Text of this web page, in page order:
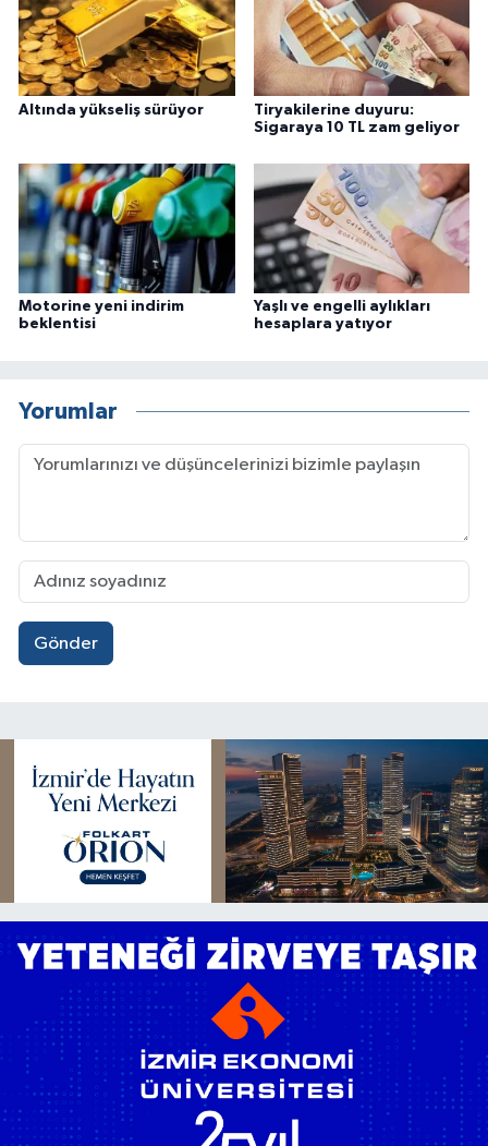
Altında yükseliş sürüyor
Tiryakilerine duyuru:
Sigaraya 10 TL zam geliyor
Motorine yeni indirim
beklentisi
Yaşlı ve engelli aylıkları
hesaplara yatıyor
Yorumlar
Gönder